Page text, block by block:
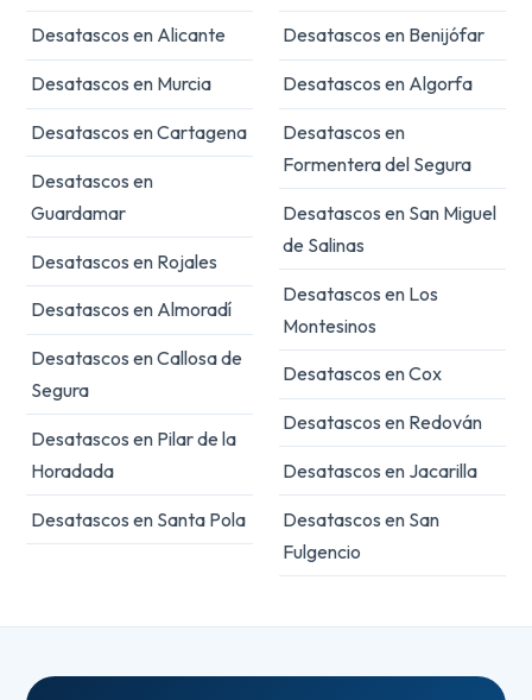
Desatascos en Alicante
Desatascos en Murcia
Desatascos en Cartagena
Desatascos en
Guardamar
Desatascos en Rojales
Desatascos en Almoradí
Desatascos en Callosa de
Segura
Desatascos en Pilar de la
Horadada
Desatascos en Santa Pola
Desatascos en Benijófar
Desatascos en Algorfa
Desatascos en
Formentera del Segura
Desatascos en San Miguel
de Salinas
Desatascos en Los
Montesinos
Desatascos en Cox
Desatascos en Redován
Desatascos en Jacarilla
Desatascos en San
Fulgencio